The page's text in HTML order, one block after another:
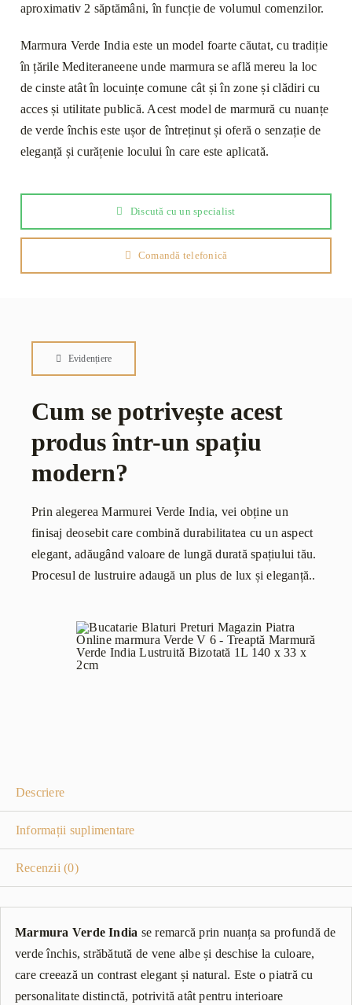
2cm
aproximativ 2 săptămâni, în funcție de volumul comenzilor.
Marmura Verde India este un model foarte căutat, cu tradiție
în țările Mediteraneene unde marmura se află mereu la loc
de cinste atât în locuințe comune cât și în zone și clădiri cu
acces și utilitate publică. Acest model de marmură cu nuanțe
de verde închis este ușor de întreținut și oferă o senzație de
eleganță și curățenie locului în care este aplicată.
Discută cu un specialist
Comandă telefonică
Evidențiere
Cum se potrivește acest
produs într-un spațiu
modern?
Prin alegerea Marmurei Verde India, vei obține un
finisaj deosebit care combină durabilitatea cu un aspect
elegant, adăugând valoare de lungă durată spațiului tău.
Procesul de lustruire adaugă un plus de lux și eleganță..
Descriere
Informații suplimentare
Recenzii (0)
Marmura Verde India se remarcă prin nuanța sa profundă de
verde închis, străbătută de vene albe și deschise la culoare,
care creează un contrast elegant și natural. Este o piatră cu
personalitate distinctă, potrivită atât pentru interioare